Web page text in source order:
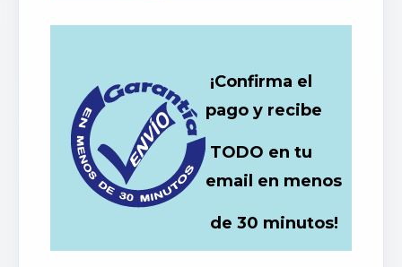
¡Confirma el
pago y recibe
TODO en tu
email en menos
de 30 minutos!